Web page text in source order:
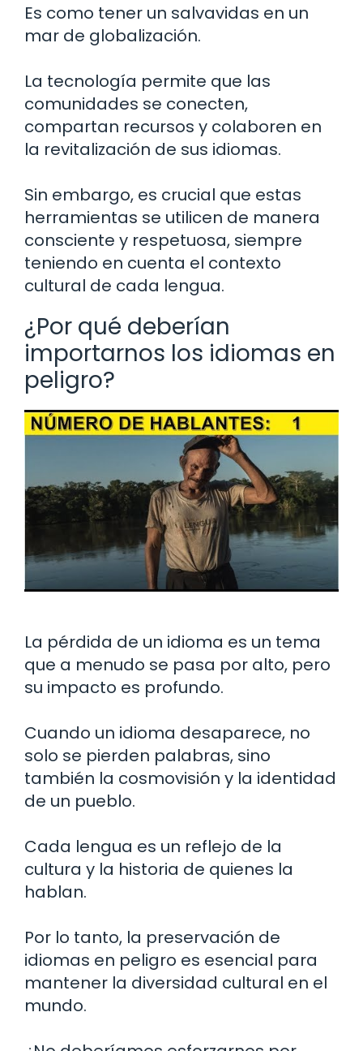
Es como tener un salvavidas en un
mar de globalización.
La tecnología permite que las
comunidades se conecten,
compartan recursos y colaboren en
la revitalización de sus idiomas.
Sin embargo, es crucial que estas
herramientas se utilicen de manera
consciente y respetuosa, siempre
teniendo en cuenta el contexto
cultural de cada lengua.
¿Por qué deberían
importarnos los idiomas en
peligro?
La pérdida de un idioma es un tema
que a menudo se pasa por alto, pero
su impacto es profundo.
Cuando un idioma desaparece, no
solo se pierden palabras, sino
también la cosmovisión y la identidad
de un pueblo.
Cada lengua es un reflejo de la
cultura y la historia de quienes la
hablan.
Por lo tanto, la preservación de
idiomas en peligro es esencial para
mantener la diversidad cultural en el
mundo.